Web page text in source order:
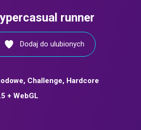
runner
Dodaj do ulubionych
, Challenge, Hardcore
+ WebGL